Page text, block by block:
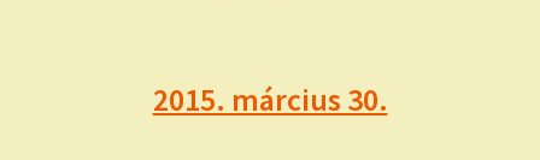
2015. március 30.